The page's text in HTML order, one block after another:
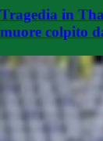
Tragedia in
muore colpito